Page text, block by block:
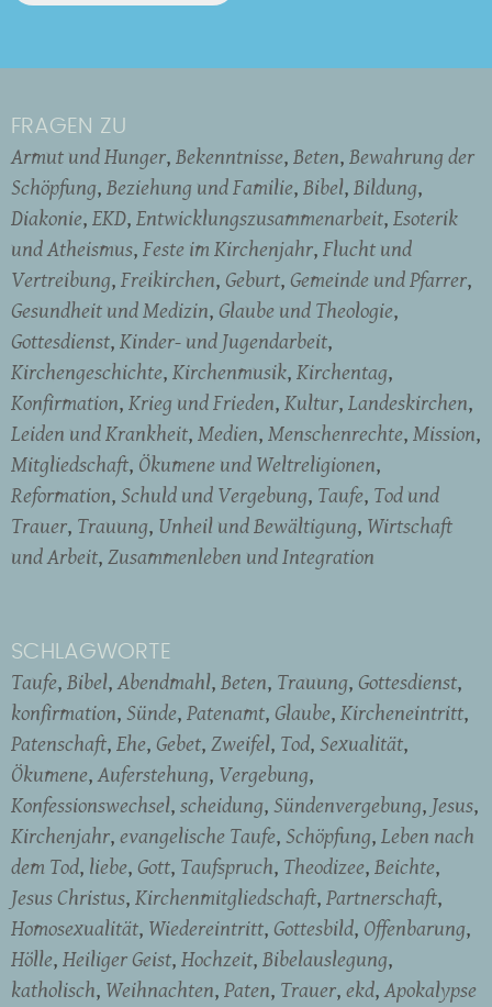
FRAGEN ZU
Armut und Hunger Bekenntnisse Beten Bewahrung der
Schöpfung Beziehung und Familie Bibel Bildung
Diakonie EKD Entwicklungszusammenarbeit Esoterik
und Atheismus Feste im Kirchenjahr Flucht und
Vertreibung Freikirchen Geburt Gemeinde und Pfarrer
Gesundheit und Medizin Glaube und Theologie
Gottesdienst Kinder- und Jugendarbeit
Kirchengeschichte Kirchenmusik Kirchentag
Konfirmation Krieg und Frieden Kultur Landeskirchen
Leiden und Krankheit Medien Menschenrechte Mission
Mitgliedschaft Ökumene und Weltreligionen
Reformation Schuld und Vergebung Taufe Tod und
Trauer Trauung Unheil und Bewältigung Wirtschaft
und Arbeit Zusammenleben und Integration
SCHLAGWORTE
Taufe Bibel Abendmahl Beten Trauung Gottesdienst
konfirmation Sünde Patenamt Glaube Kircheneintritt
Patenschaft Ehe Gebet Zweifel Tod Sexualität
Ökumene Auferstehung Vergebung
Konfessionswechsel scheidung Sündenvergebung Jesus
Kirchenjahr evangelische Taufe Schöpfung Leben nach
dem Tod liebe Gott Taufspruch Theodizee Beichte
Jesus Christus Kirchenmitgliedschaft Partnerschaft
Homosexualität Wiedereintritt Gottesbild Offenbarung
Hölle Heiliger Geist Hochzeit Bibelauslegung
katholisch Weihnachten Paten Trauer ekd Apokalypse